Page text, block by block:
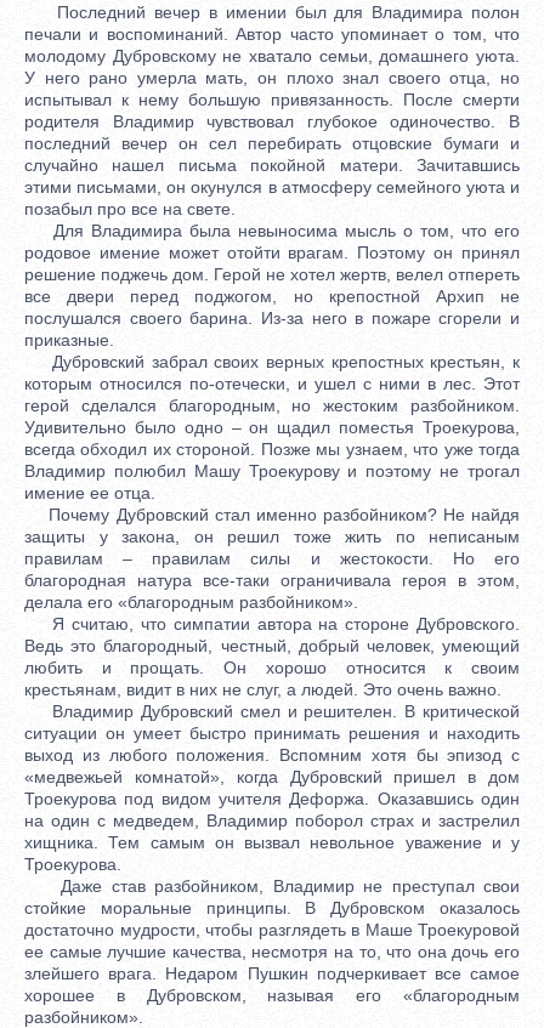
Последний вечер в имении был для Владимира полон
печали и воспоминаний. Автор часто упоминает о том, что
молодому Дубровскому не хватало семьи, домашнего уюта.
У него рано умерла мать, он плохо знал своего отца, но
испытывал к нему большую привязанность. После смерти
родителя Владимир чувствовал глубокое одиночество. В
последний вечер он сел перебирать отцовские бумаги и
случайно нашел письма покойной матери. Зачитавшись
этими письмами, он окунулся в атмосферу семейного уюта и
позабыл про все на свете.
Для Владимира была невыносима мысль о том, что его
родовое имение может отойти врагам. Поэтому он принял
решение поджечь дом. Герой не хотел жертв, велел отпереть
все двери перед поджогом, но крепостной Архип не
послушался своего барина. Из-за него в пожаре сгорели и
приказные.
Дубровский забрал своих верных крепостных крестьян, к
которым относился по-отечески, и ушел с ними в лес. Этот
герой сделался благородным, но жестоким разбойником.
Удивительно было одно – он щадил поместья Троекурова,
всегда обходил их стороной. Позже мы узнаем, что уже тогда
Владимир полюбил Машу Троекурову и поэтому не трогал
имение ее отца.
Почему Дубровский стал именно разбойником? Не найдя
защиты у закона, он решил тоже жить по неписаным
правилам – правилам силы и жестокости. Но его
благородная натура все-таки ограничивала героя в этом,
делала его «благородным разбойником».
Я считаю, что симпатии автора на стороне Дубровского.
Ведь это благородный, честный, добрый человек, умеющий
любить и прощать. Он хорошо относится к своим
крестьянам, видит в них не слуг, а людей. Это очень важно.
Владимир Дубровский смел и решителен. В критической
ситуации он умеет быстро принимать решения и находить
выход из любого положения. Вспомним хотя бы эпизод с
«медвежьей комнатой», когда Дубровский пришел в дом
Троекурова под видом учителя Дефоржа. Оказавшись один
на один с медведем, Владимир поборол страх и застрелил
хищника. Тем самым он вызвал невольное уважение и у
Троекурова.
Даже став разбойником, Владимир не преступал свои
стойкие моральные принципы. В Дубровском оказалось
достаточно мудрости, чтобы разглядеть в Маше Троекуровой
ее самые лучшие качества, несмотря на то, что она дочь его
злейшего врага. Недаром Пушкин подчеркивает все самое
хорошее в Дубровском, называя его «благородным
разбойником».